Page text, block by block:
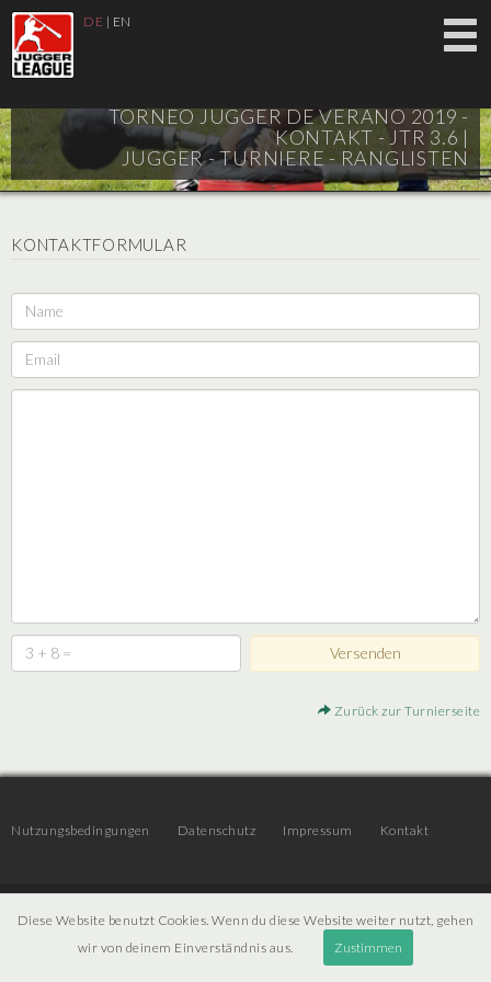
DE | EN
TORNEO JUGGER DE VERANO 2019 -
KONTAKT - JTR 3.6 |
JUGGER - TURNIERE - RANGLISTEN
KONTAKTFORMULAR
Zurück zur Turnierseite
Nutzungsbedingungen Datenschutz Impressum Kontakt
Diese Website benutzt Cookies. Wenn du diese Website weiter nutzt, gehen
wir von deinem Einverständnis aus.
Zustimmen